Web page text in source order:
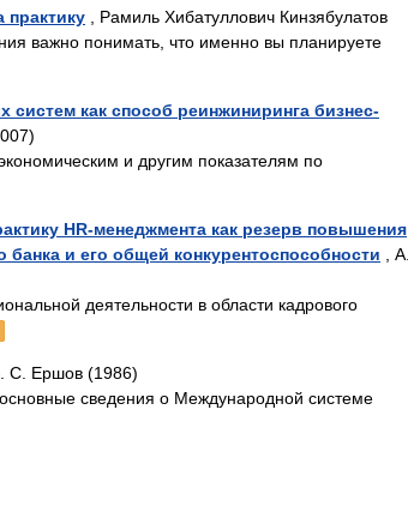
практику , Рамиль Хибатуллович Кинзябулатов
важно понимать, что именно вы планируете
как способ реинжиниринга бизнес-
и другим показателям по
HR-менеджмента как резерв повышения
банка и его общей конкурентоспособности , А.
деятельности в области кадрового
С. Ершов (1986)
сведения о Международной системе